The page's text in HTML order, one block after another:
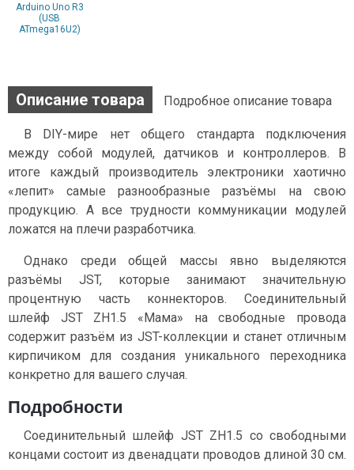
Arduino Uno R3
(USB
ATmega16U2)
Описание товара Подробное описание товара
В DIY-мире нет общего стандарта подключения
между собой модулей, датчиков и контроллеров. В
итоге каждый производитель электроники хаотично
«лепит» самые разнообразные разъёмы на свою
продукцию. А все трудности коммуникации модулей
ложатся на плечи разработчика.
Однако среди общей массы явно выделяются
разъёмы JST, которые занимают значительную
процентную часть коннекторов. Соединительный
шлейф JST ZH1.5 «Мама» на свободные провода
содержит разъём из JST-коллекции и станет отличным
кирпичиком для создания уникального переходника
конкретно для вашего случая.
Подробности
Соединительный шлейф JST ZH1.5 со свободными
концами состоит из двенадцати проводов длиной 30 см.